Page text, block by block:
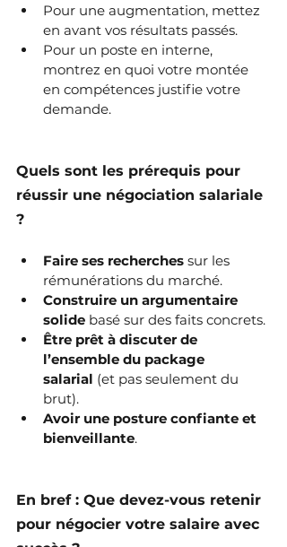
Pour une augmentation, mettez
en avant vos résultats passés.
Pour un poste en interne,
montrez en quoi votre montée
en compétences justifie votre
demande.
Quels sont les prérequis pour
réussir une négociation salariale
?
Faire ses recherches sur les
rémunérations du marché.
Construire un argumentaire
solide basé sur des faits concrets.
Être prêt à discuter de
l’ensemble du package
salarial (et pas seulement du
brut).
Avoir une posture confiante et
bienveillante.
En bref : Que devez-vous retenir
pour négocier votre salaire avec